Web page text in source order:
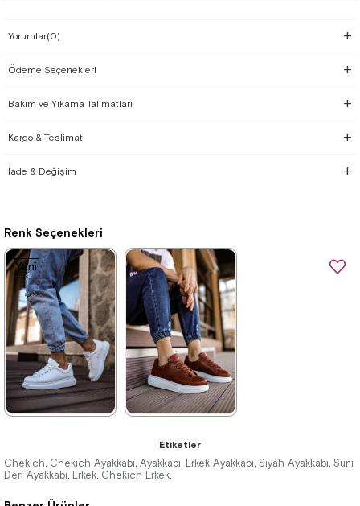
Yorumlar(0)
Ödeme Seçenekleri
Bakım ve Yıkama Talimatları
Kargo & Teslimat
İade & Değişim
Renk Seçenekleri
3.300,00 ₺
Yeni
Ürün
★ ★ ★
3.300,00 ₺
Yeni
Ürün
Etiketler
Chekich, Chekich Ayakkabı, Ayakkabı, Erkek Ayakkabı, Siyah Ayakkabı, Suni
Deri Ayakkabı, Erkek, Chekich Erkek,